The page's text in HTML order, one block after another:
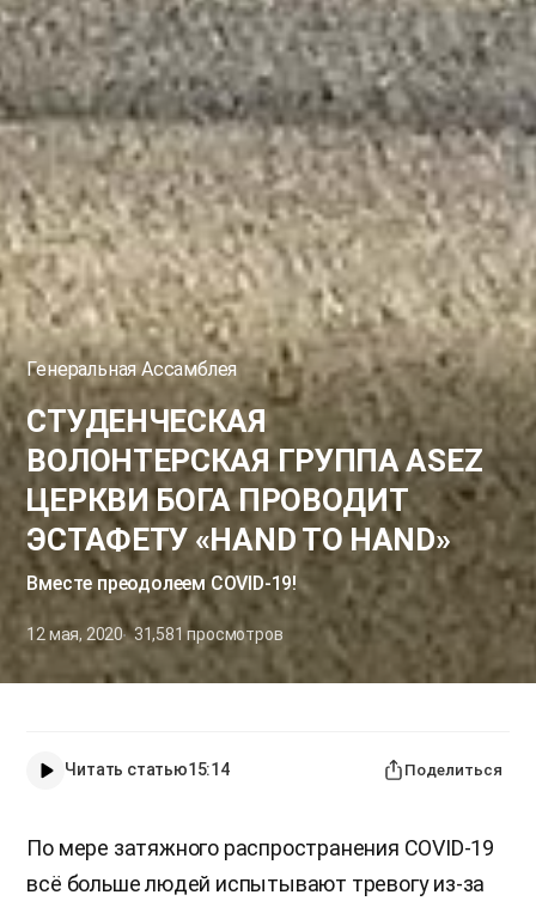
Генеральная Ассамблея
СТУДЕНЧЕСКАЯ
ВОЛОНТЕРСКАЯ ГРУППА ASEZ
ЦЕРКВИ БОГА ПРОВОДИТ
ЭСТАФЕТУ «HAND TO HAND»
Вместе преодолеем COVID-19!
12 мая, 2020 31,581просмотров
Читать статью15:14 Поделиться
По мере затяжного распространения COVID-19
всё больше людей испытывают тревогу из-за